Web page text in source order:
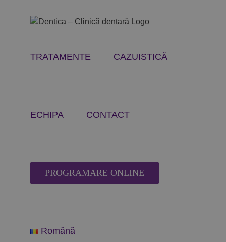
TRATAMENTE CAZUISTICĂ
ECHIPA CONTACT
PROGRAMARE ONLINE
Română